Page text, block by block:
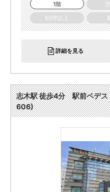
1階
50坪以上
詳細を見る
志木駅 徒歩4分 駅前ペデ
606)